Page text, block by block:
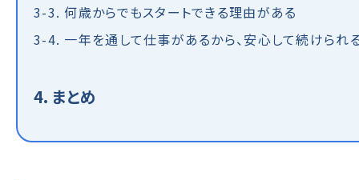
3-3. 何歳からでもスタートできる理由がある
3-4. 一年を通して仕事があるから、安心して続けられ
4. まとめ